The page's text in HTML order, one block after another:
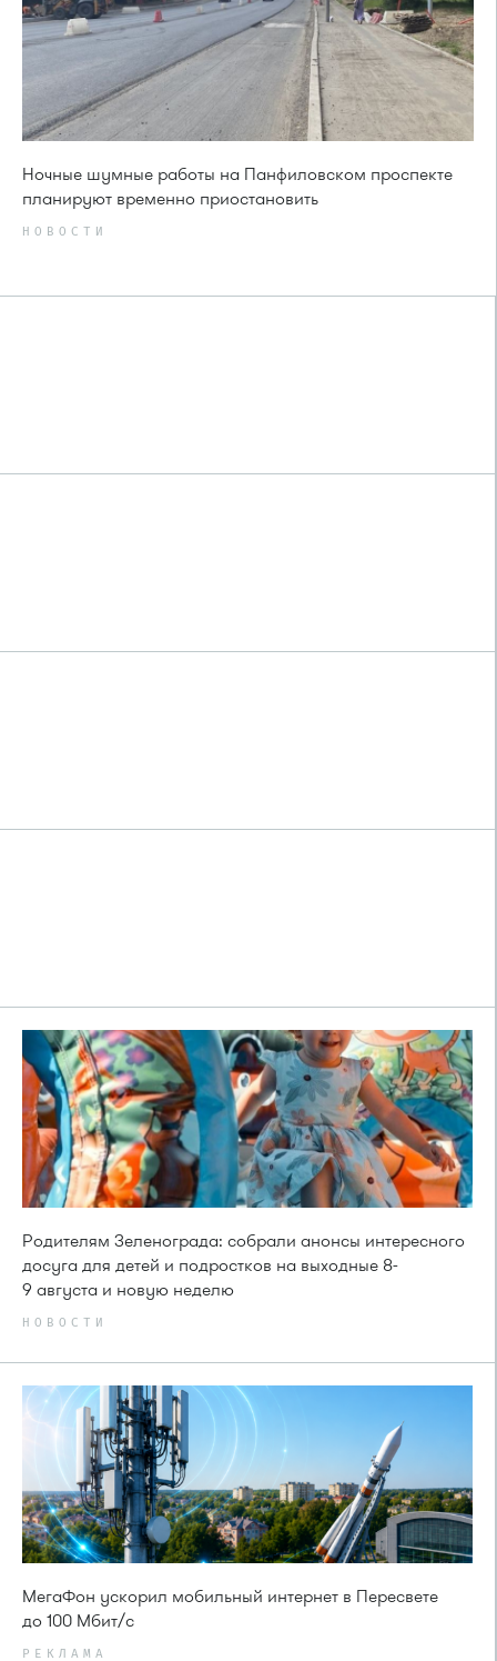
Ночные шумные работы на Панфиловском проспекте
планируют временно приостановить
НОВОСТИ
Родителям Зеленограда: собрали анонсы интересного
досуга для детей и подростков на выходные 8-
9 августа и новую неделю
НОВОСТИ
МегаФон ускорил мобильный интернет в Пересвете
до 100 Мбит/с
РЕКЛАМА